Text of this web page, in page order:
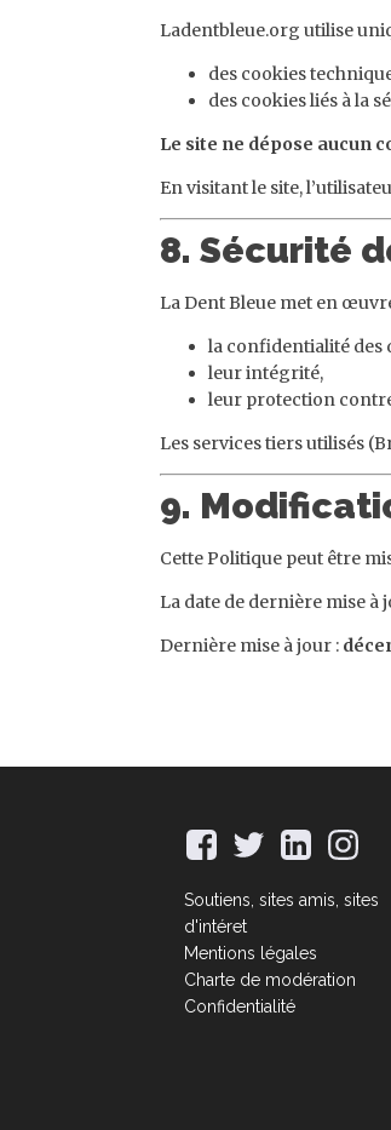
Ladentbleue.org utilise
des cookies
des cookies liés à la
Le site ne dépose aucun
En visitant le site,
8. Sécurité
La Dent Bleue met en
la confidentialité des
leur intégrité,
leur protection
Les services tiers utilisés
9.
Cette Politique peut être
La date de dernière mise à
Dernière mise à jour :
Soutiens, sites amis, sites
d'intéret
Mentions légales
Charte de modération
Confidentialité